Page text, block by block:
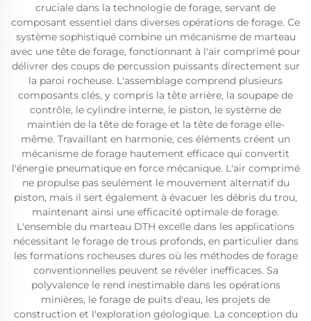
cruciale dans la technologie de forage, servant de
composant essentiel dans diverses opérations de forage. Ce
système sophistiqué combine un mécanisme de marteau
avec une tête de forage, fonctionnant à l'air comprimé pour
délivrer des coups de percussion puissants directement sur
la paroi rocheuse. L'assemblage comprend plusieurs
composants clés, y compris la tête arrière, la soupape de
contrôle, le cylindre interne, le piston, le système de
maintien de la tête de forage et la tête de forage elle-
même. Travaillant en harmonie, ces éléments créent un
mécanisme de forage hautement efficace qui convertit
l'énergie pneumatique en force mécanique. L'air comprimé
ne propulse pas seulement le mouvement alternatif du
piston, mais il sert également à évacuer les débris du trou,
maintenant ainsi une efficacité optimale de forage.
L'ensemble du marteau DTH excelle dans les applications
nécessitant le forage de trous profonds, en particulier dans
les formations rocheuses dures où les méthodes de forage
conventionnelles peuvent se révéler inefficaces. Sa
polyvalence le rend inestimable dans les opérations
minières, le forage de puits d'eau, les projets de
construction et l'exploration géologique. La conception du